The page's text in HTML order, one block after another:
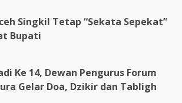
Singkil Tetap “Sekata Sepekat”
Bupati
Ke 14, Dewan Pengurus Forum
Gelar Doa, Dzikir dan Tabligh